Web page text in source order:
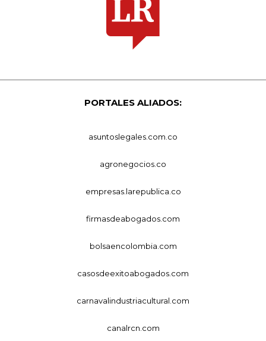
PORTALES ALIADOS:
asuntoslegales.com.co
agronegocios.co
empresas.larepublica.co
firmasdeabogados.com
bolsaencolombia.com
casosdeexitoabogados.com
carnavalindustriacultural.com
canalrcn.com